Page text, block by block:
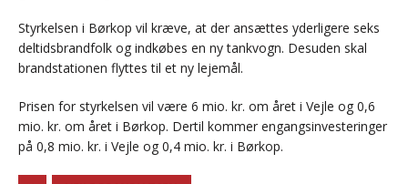
Styrkelsen i Børkop vil kræve, at der ansættes yderligere seks
deltidsbrandfolk og indkøbes en ny tankvogn. Desuden skal
brandstationen flyttes til et ny lejemål.
Prisen for styrkelsen vil være 6 mio. kr. om året i Vejle og 0,6
mio. kr. om året i Børkop. Dertil kommer engangsinvesteringer
på 0,8 mio. kr. i Vejle og 0,4 mio. kr. i Børkop.